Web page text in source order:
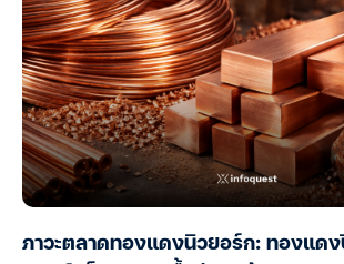
ภาวะตลาดทองแดงนิวยอร์ก: ทองแดง